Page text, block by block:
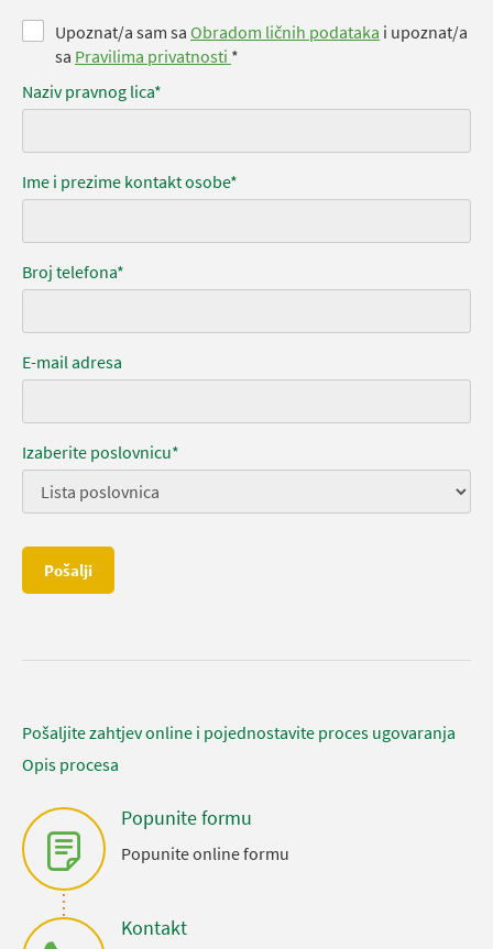
Upoznat/a sam sa Obradom ličnih podataka i upoznat/a
sa Pravilima privatnosti *
Naziv pravnog lica*
Ime i prezime kontakt osobe*
Broj telefona*
E-mail adresa
Izaberite poslovnicu*
Pošalji
Pošaljite zahtjev online i pojednostavite proces ugovaranja
Opis procesa
Popunite formu
Popunite online formu
Kontakt